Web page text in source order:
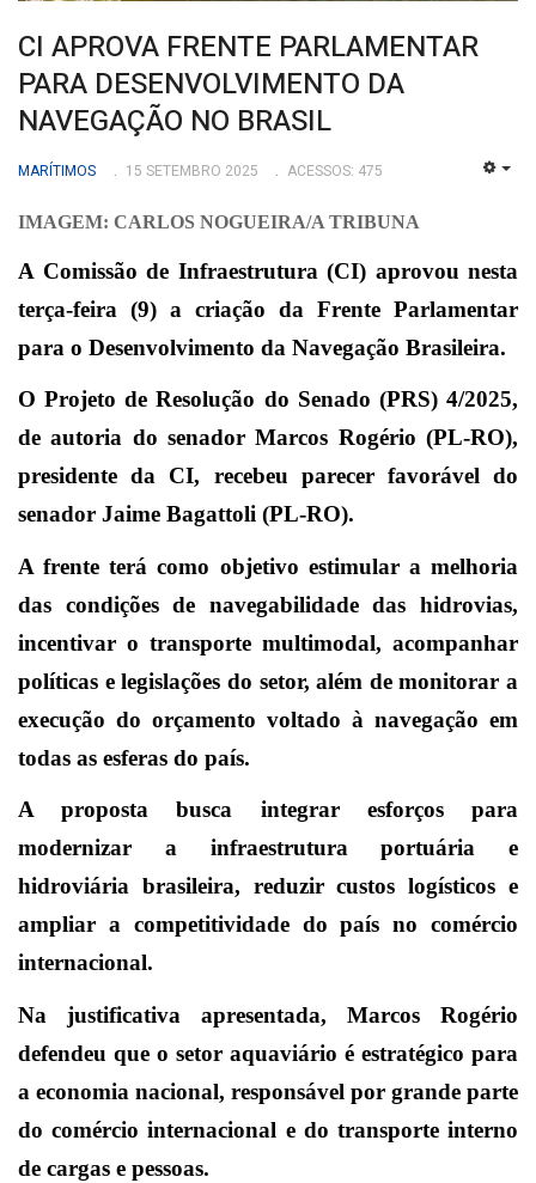
CI APROVA FRENTE PARLAMENTAR
PARA DESENVOLVIMENTO DA
NAVEGAÇÃO NO BRASIL
MARÍTIMOS 15 SETEMBRO 2025 ACESSOS: 475
IMAGEM: CARLOS NOGUEIRA/A TRIBUNA
A Comissão de Infraestrutura (CI) aprovou nesta
terça-feira (9) a criação da Frente Parlamentar
para o Desenvolvimento da Navegação Brasileira.
O Projeto de Resolução do Senado (PRS) 4/2025,
de autoria do senador Marcos Rogério (PL-RO),
presidente da CI, recebeu parecer favorável do
senador Jaime Bagattoli (PL-RO).
A frente terá como objetivo estimular a melhoria
das condições de navegabilidade das hidrovias,
incentivar o transporte multimodal, acompanhar
políticas e legislações do setor, além de monitorar a
execução do orçamento voltado à navegação em
todas as esferas do país.
A proposta busca integrar esforços para
modernizar a infraestrutura portuária e
hidroviária brasileira, reduzir custos logísticos e
ampliar a competitividade do país no comércio
internacional.
Na justificativa apresentada, Marcos Rogério
defendeu que o setor aquaviário é estratégico para
a economia nacional, responsável por grande parte
do comércio internacional e do transporte interno
de cargas e pessoas.